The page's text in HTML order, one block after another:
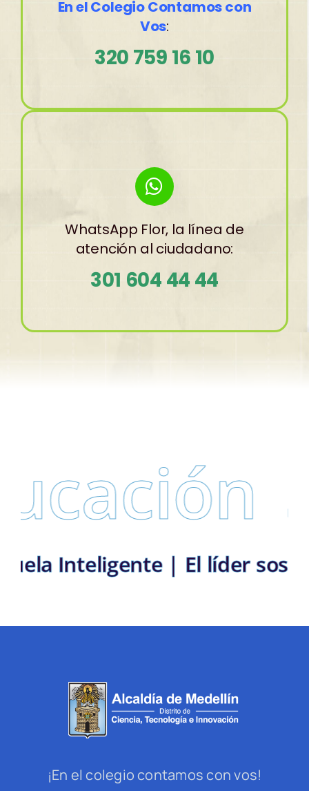
En el Colegio Contamos con
Vos:
320 759 16 10
WhatsApp Flor, la línea de
atención al ciudadano:
301 604 44 44
Escuela Inteligente | El
¡En el colegio contamos con vos!